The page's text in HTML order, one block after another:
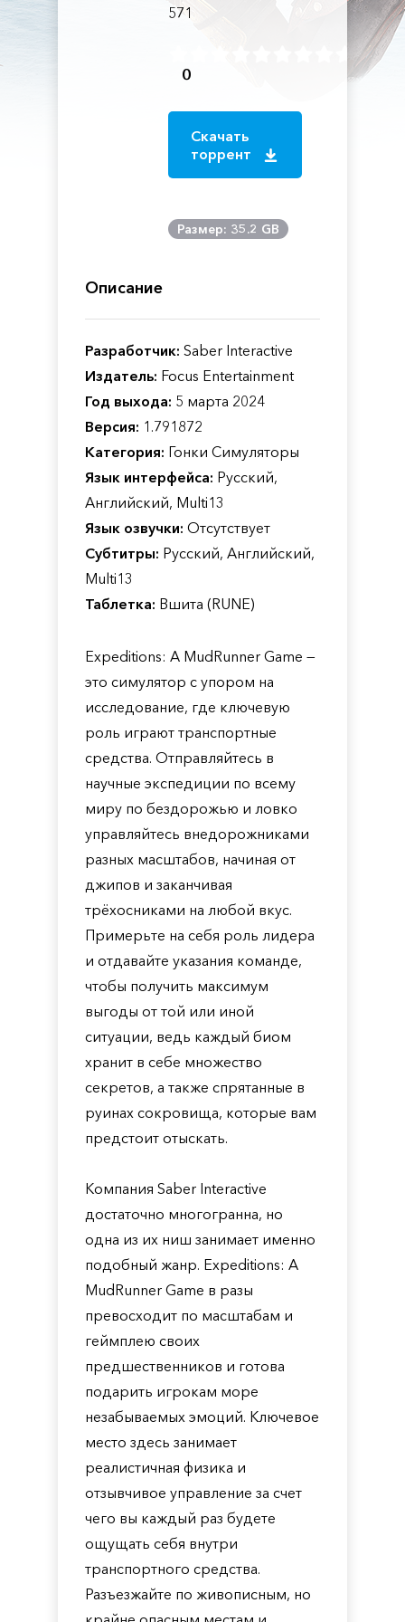
571
0
Скачать
торрент
Размер: 35.2 GB
Описание
Разработчик: Saber Interactive
Издатель: Focus Entertainment
Год выхода: 5 марта 2024
Версия: 1.791872
Категория: Гонки Симуляторы
Язык интерфейса: Русский,
Английский, Multi13
Язык озвучки: Отсутствует
Субтитры: Русский, Английский,
Multi13
Таблетка: Вшита (RUNE)
Expeditions: A MudRunner Game —
это симулятор с упором на
исследование, где ключевую
роль играют транспортные
средства. Отправляйтесь в
научные экспедиции по всему
миру по бездорожью и ловко
управляйтесь внедорожниками
разных масштабов, начиная от
джипов и заканчивая
трёхосниками на любой вкус.
Примерьте на себя роль лидера
и отдавайте указания команде,
чтобы получить максимум
выгоды от той или иной
ситуации, ведь каждый биом
хранит в себе множество
секретов, а также спрятанные в
руинах сокровища, которые вам
предстоит отыскать.
Компания Saber Interactive
достаточно многогранна, но
одна из их ниш занимает именно
подобный жанр. Expeditions: A
MudRunner Game в разы
превосходит по масштабам и
геймплею своих
предшественников и готова
подарить игрокам море
незабываемых эмоций. Ключевое
место здесь занимает
реалистичная физика и
отзывчивое управление за счет
чего вы каждый раз будете
ощущать себя внутри
транспортного средства.
Разъезжайте по живописным, но